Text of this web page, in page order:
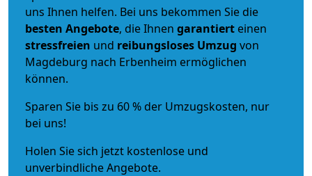
uns Ihnen helfen. Bei uns bekommen Sie die
besten Angebote, die Ihnen garantiert einen
stressfreien und reibungsloses Umzug von
Magdeburg nach Erbenheim ermöglichen
können.
Sparen Sie bis zu 60 % der Umzugskosten, nur
bei uns!
Holen Sie sich jetzt kostenlose und
unverbindliche Angebote.